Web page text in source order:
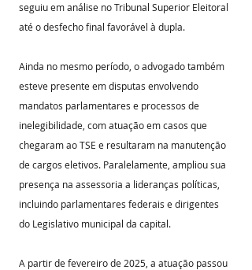
seguiu em análise no Tribunal Superior Eleitoral
até o desfecho final favorável à dupla.
Ainda no mesmo período, o advogado também
esteve presente em disputas envolvendo
mandatos parlamentares e processos de
inelegibilidade, com atuação em casos que
chegaram ao TSE e resultaram na manutenção
de cargos eletivos. Paralelamente, ampliou sua
presença na assessoria a lideranças políticas,
incluindo parlamentares federais e dirigentes
do Legislativo municipal da capital.
A partir de fevereiro de 2025, a atuação passou